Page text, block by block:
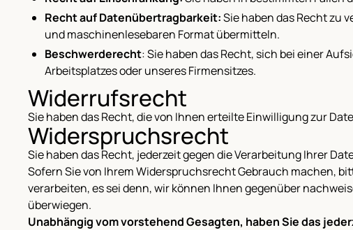
Recht auf Datenübertragbarkeit:Sie haben das Recht zu
und maschinenlesebaren Format übermitteln.
Beschwerderecht: Sie haben das Recht, sich bei einer
Arbeitsplatzes oder unseres Firmensitzes.
Widerrufsrecht
Sie haben das Recht, die von Ihnen erteilte Einwilligung zur
Widerspruchsrecht
Sie haben das Recht, jederzeit gegen die Verarbeitung Ihrer
Sofern Sie von Ihrem Widerspruchsrecht Gebrauch machen,
verarbeiten, es sei denn, wir können Ihnen gegenüber
überwiegen.
Unabhängig vom vorstehend Gesagten, haben Sie das